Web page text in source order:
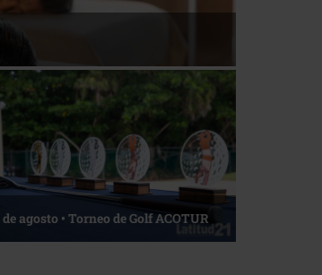
esencia del servicio